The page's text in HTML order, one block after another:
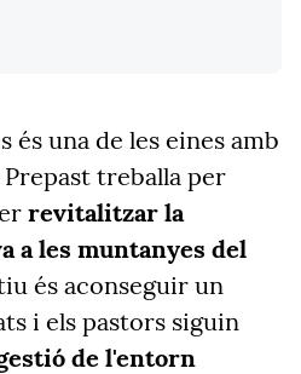
és una de les eines amb
treballa per
revitalitzar la
a les muntanyes del
és aconseguir un
i els pastors siguin
de l'entorn